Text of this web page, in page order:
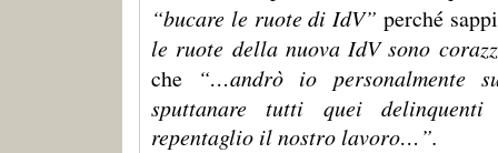
“bucare le ruote di IdV” perché
le ruote della nuova IdV sono
che
“…andrò io personalmente
sputtanare tutti quei
repentaglio il nostro lavoro…”.